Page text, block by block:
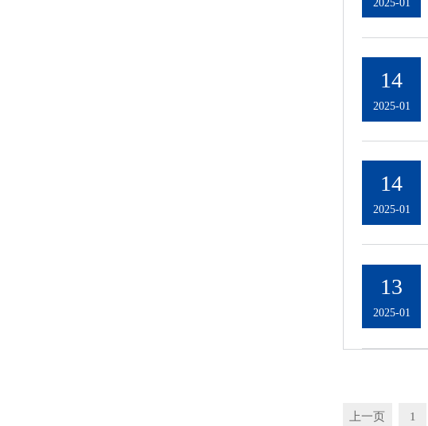
2025-01
14
2025-01
14
2025-01
13
2025-01
上一页 1